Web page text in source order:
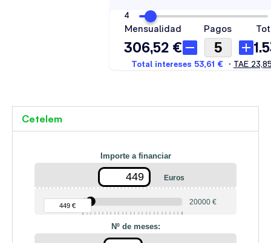
Cetelem
Importe a financiar
Euros
90 €
449 € 20000 €
Nº de meses: